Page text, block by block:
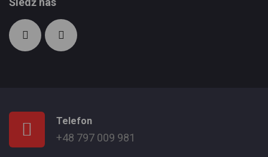
Telefon
+48 797 009 981